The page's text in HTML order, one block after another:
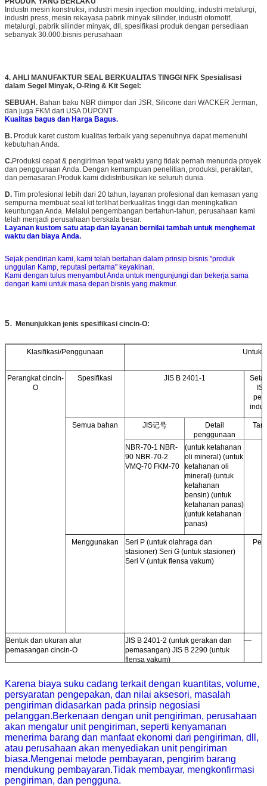
Industri mesin konstruksi, industri mesin injection moulding, industri metalurgi,
industri press, mesin rekayasa pabrik minyak silinder, industri otomotif,
metalurgi, pabrik silinder minyak, dll, spesifikasi produk dengan persediaan
sebanyak 30.000.bisnis perusahaan
4. AHLI MANUFAKTUR SEAL BERKUALITAS TINGGI NFK Spesialisasi
dalam Segel Minyak, O-Ring & Kit Segel:
SEBUAH. Bahan baku NBR diimpor dari JSR, Silicone dari WACKER Jerman,
dan juga FKM dari USA DUPONT.
Kualitas bagus dan Harga Bagus.
B. Produk karet custom kualitas terbaik yang sepenuhnya dapat memenuhi
kebutuhan Anda.
C.Produksi cepat & pengiriman tepat waktu yang tidak pernah menunda proyek
dan penggunaan Anda. Dengan kemampuan penelitian, produksi, perakitan,
dan pemasaran.Produk kami didistribusikan ke seluruh dunia.
D. Tim profesional lebih dari 20 tahun, layanan profesional dan kemasan yang
sempurna membuat seal kit terlihat berkualitas tinggi dan meningkatkan
keuntungan Anda. Melalui pengembangan bertahun-tahun, perusahaan kami
telah menjadi perusahaan berskala besar.
Layanan kustom satu atap dan layanan bernilai tambah untuk menghemat
waktu dan biaya Anda.
Sejak pendirian kami, kami telah bertahan dalam prinsip bisnis "produk
unggulan Kamp, reputasi pertama" keyakinan.
Kami dengan tulus menyambut Anda untuk mengunjungi dan bekerja sama
dengan kami untuk masa depan bisnis yang makmur.
5. Menunjukkan jenis spesifikasi cincin-O:
Klasifikasi/Penggunaan Untuk
Perangkat cincin-
O
Spesifikasi JIS B 2401-1
Semua bahan JIS记号
Detail
penggunaan
NBR-70-1 NBR-
90 NBR-70-2
VMQ-70 FKM-70
(untuk ketahanan
oli mineral) (untuk
ketahanan oli
mineral) (untuk
ketahanan
bensin) (untuk
ketahanan panas)
(untuk ketahanan
panas)
Menggunakan
Seri P (untuk olahraga dan
stasioner) Seri G (untuk stasioner)
Seri V (untuk flensa vakum)
Bentuk dan ukuran alur
pemasangan cincin-O
JIS B 2401-2 (untuk gerakan dan
pemasangan) JIS B 2290 (untuk
flensa vakum)
—
Karena biaya suku cadang terkait dengan kuantitas, volume,
persyaratan pengepakan, dan nilai aksesori, masalah
pengiriman didasarkan pada prinsip negosiasi
pelanggan.Berkenaan dengan unit pengiriman, perusahaan
akan mengatur unit pengiriman, seperti kenyamanan
menerima barang dan manfaat ekonomi dari pengiriman, dll,
atau perusahaan akan menyediakan unit pengiriman
biasa.Mengenai metode pembayaran, pengirim barang
mendukung pembayaran.Tidak membayar, mengkonfirmasi
pengiriman, dan pengguna.